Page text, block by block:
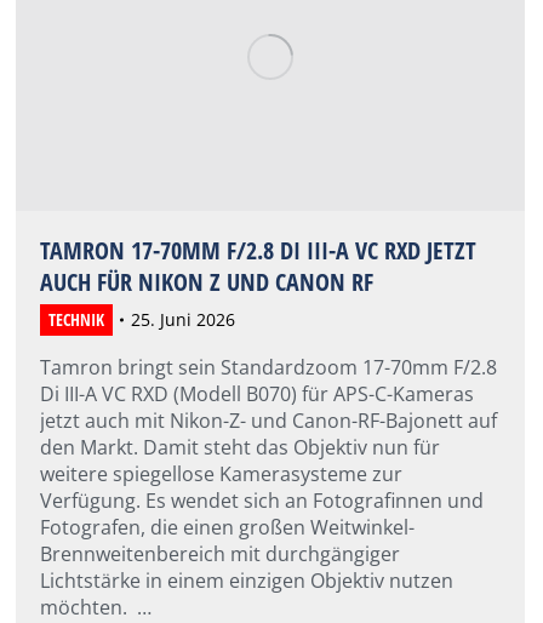
TAMRON 17-70MM F/2.8 DI III-A VC RXD JETZT
AUCH FÜR NIKON Z UND CANON RF
TECHNIK 25. Juni 2026
Tamron bringt sein Standardzoom 17-70mm F/2.8
Di III-A VC RXD (Modell B070) für APS-C-Kameras
jetzt auch mit Nikon-Z- und Canon-RF-Bajonett auf
den Markt. Damit steht das Objektiv nun für
weitere spiegellose Kamerasysteme zur
Verfügung. Es wendet sich an Fotografinnen und
Fotografen, die einen großen Weitwinkel-
Brennweitenbereich mit durchgängiger
Lichtstärke in einem einzigen Objektiv nutzen
möchten. …